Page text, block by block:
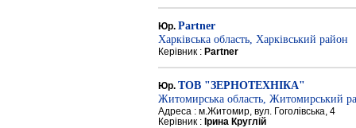
Юр. Partner
Харківська область, Харківський район
Керівник : Partner
Юр. ТОВ "ЗЕРНОТЕХНІКА"
Житомирська область, Житомирський
Адреса : м.Житомир, вул. Гоголівська, 4
Керівник : Ірина Круглій